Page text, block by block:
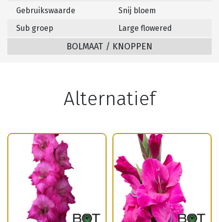
Gebruikswaarde
Snij bloem
Sub groep
Large flowered
BOLMAAT / KNOPPEN
Alternatief